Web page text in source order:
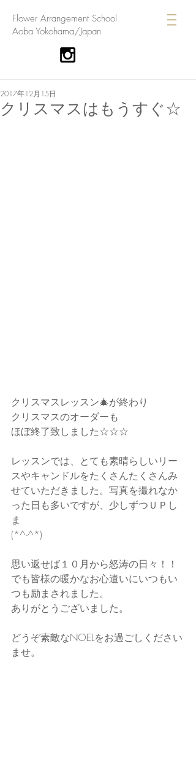
​Flower Arrangement School
Aoba Yokohama/Japan
クリスマスはもうすぐ☆
2017年12月15日
クリスマスレッスン🎄が終わり
クリスマスのオーダーも
ほぼ終了致しました☆☆☆
レッスンでは、とても素晴らしいリー
スやキャンドルをたくさんたくさんみ
せていただきました。写真を撮れなか
った日も多いですが、少しずつＵＰし
ま
(*^-^*)
思い返せば１０月から怒涛の日々！！
でも皆様の暖かなお心遣いにいつもい
つも励まされました。
ありがとうございました。
どうぞ素敵なNOELをお過ごしください
ませ。